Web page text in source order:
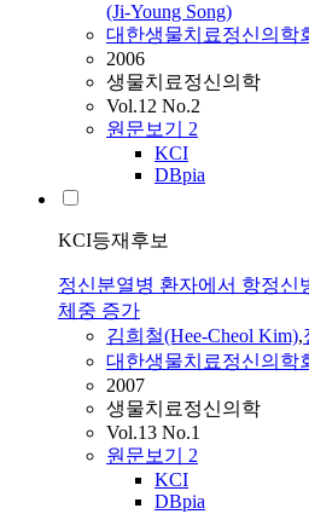
(Ji-Young Song)
대한생물치료정신의학
2006
생물치료정신의학
Vol.12 No.2
원문보기 2
KCI
DBpia
KCI등재후보
정신분열병 환자에서 항정신
체중 증가
김희철(Hee-Cheol Kim),
대한생물치료정신의학
2007
생물치료정신의학
Vol.13 No.1
원문보기 2
KCI
DBpia